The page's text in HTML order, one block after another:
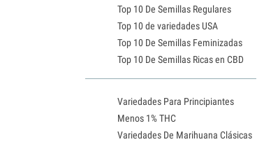
Top 10 De Semillas Regulares
Top 10 de variedades USA
Top 10 De Semillas Feminizadas
Top 10 De Semillas Ricas en CBD
Variedades Para Principiantes
Menos 1% THC
Variedades De Marihuana Clásicas